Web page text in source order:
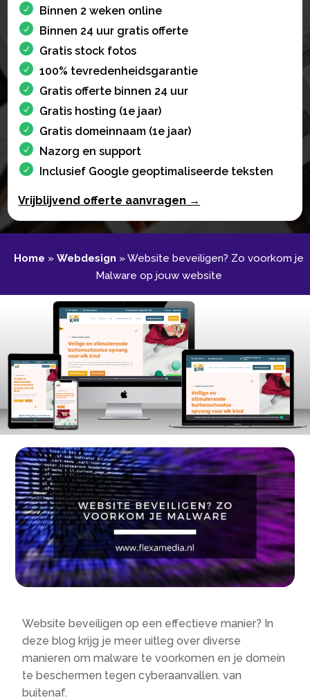
Binnen 2 weken online
Binnen 24 uur gratis offerte
Gratis stock fotos
100% tevredenheidsgarantie
Gratis offerte binnen 24 uur
Gratis hosting (1e jaar)
Gratis domeinnaam (1e jaar)
Nazorg en support
Inclusief Google geoptimaliseerde teksten
Vrijblijvend offerte aanvragen →
Home » Webdesign »Website beveiligen? Zo voorkom je
Malware op jouw website
Website beveiligen op een effectieve manier? In
deze blog krijg je meer uitleg over diverse
manieren om malware te voorkomen en je domein
te beschermen tegen cyberaanvallen. van
buitenaf.